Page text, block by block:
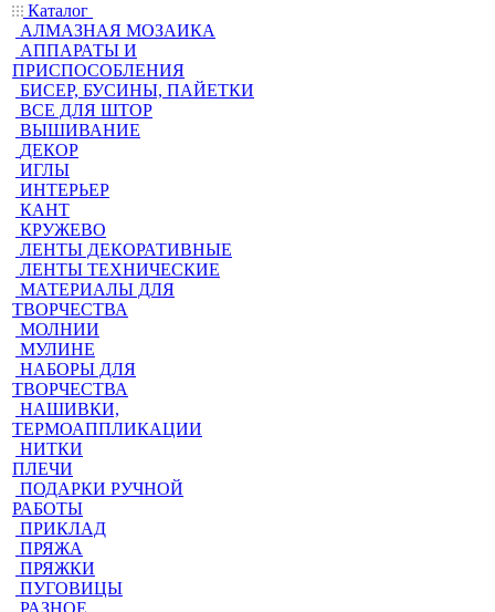
Каталог
АЛМАЗНАЯ МОЗАИКА
АППАРАТЫ И
ПРИСПОСОБЛЕНИЯ
БИСЕР, БУСИНЫ, ПАЙЕТКИ
ВСЕ ДЛЯ ШТОР
ВЫШИВАНИЕ
ДЕКОР
ИГЛЫ
ИНТЕРЬЕР
КАНТ
КРУЖЕВО
ЛЕНТЫ ДЕКОРАТИВНЫЕ
ЛЕНТЫ ТЕХНИЧЕСКИЕ
МАТЕРИАЛЫ ДЛЯ
ТВОРЧЕСТВА
МОЛНИИ
МУЛИНЕ
НАБОРЫ ДЛЯ
ТВОРЧЕСТВА
НАШИВКИ,
ТЕРМОАППЛИКАЦИИ
НИТКИ
ПЛЕЧИ
ПОДАРКИ РУЧНОЙ
РАБОТЫ
ПРИКЛАД
ПРЯЖА
ПРЯЖКИ
ПУГОВИЦЫ
РАЗНОЕ